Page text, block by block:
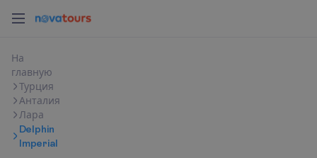
На
главную
Турция
Анталия
Лара
Delphin
Imperial